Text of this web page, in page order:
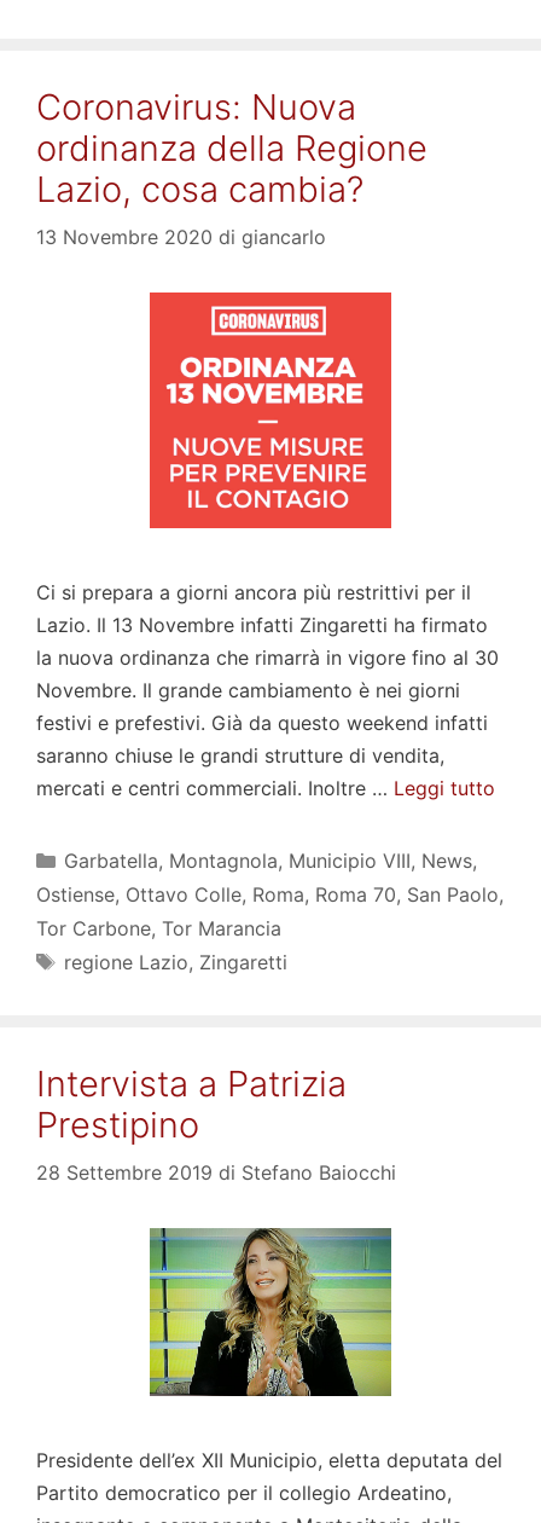
Coronavirus: Nuova
ordinanza della Regione
Lazio, cosa cambia?
13 Novembre 2020 di giancarlo
Ci si prepara a giorni ancora più restrittivi per il
Lazio. Il 13 Novembre infatti Zingaretti ha firmato
la nuova ordinanza che rimarrà in vigore fino al 30
Novembre. Il grande cambiamento è nei giorni
festivi e prefestivi. Già da questo weekend infatti
saranno chiuse le grandi strutture di vendita,
mercati e centri commerciali. Inoltre … Leggi tutto
Categorie
Garbatella, Montagnola, Municipio VIII, News,
Ostiense, Ottavo Colle, Roma, Roma 70, San Paolo,
Tor Carbone, Tor Marancia
Tag
regione Lazio, Zingaretti
Intervista a Patrizia
Prestipino
28 Settembre 2019 di Stefano Baiocchi
Presidente dell’ex XII Municipio, eletta deputata del
Partito democratico per il collegio Ardeatino,